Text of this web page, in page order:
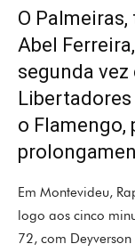
O
Abel
segunda
o Flamengo,
Em Montevideu,
logo aos cinco
72, com